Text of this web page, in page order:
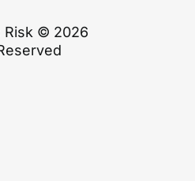
Risk © 2026